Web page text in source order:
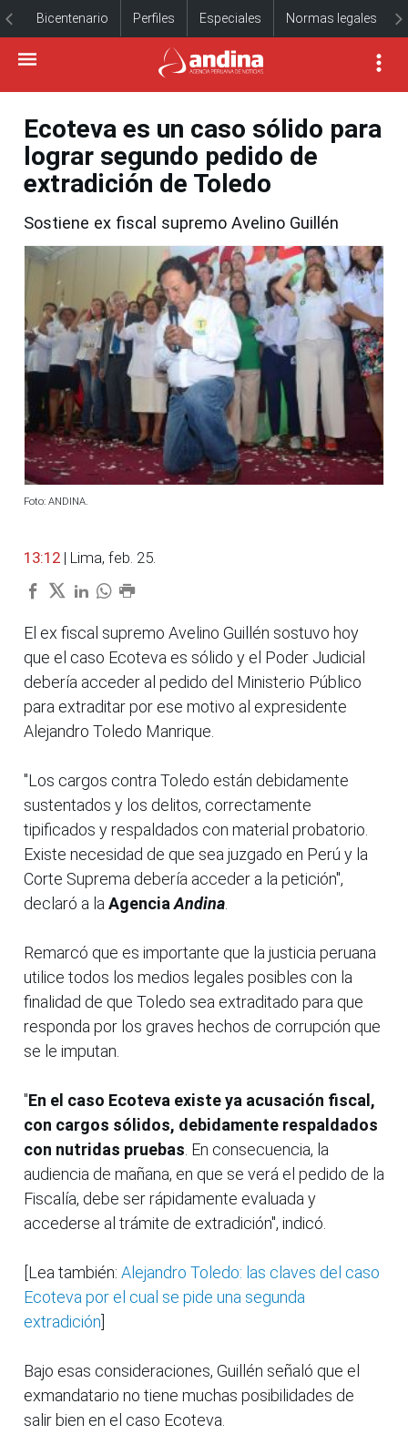
Bicentenario Perfiles Especiales Normas legales
Ecoteva es un caso sólido para
lograr segundo pedido de
extradición de Toledo
Sostiene ex fiscal supremo Avelino Guillén
Foto: ANDINA.
13:12 | Lima, feb. 25.
El ex fiscal supremo Avelino Guillén sostuvo hoy
que el caso Ecoteva es sólido y el Poder Judicial
debería acceder al pedido del Ministerio Público
para extraditar por ese motivo al expresidente
Alejandro Toledo Manrique.
"Los cargos contra Toledo están debidamente
sustentados y los delitos, correctamente
tipificados y respaldados con material probatorio.
Existe necesidad de que sea juzgado en Perú y la
Corte Suprema debería acceder a la petición",
declaró a la AgenciaAndina
Remarcó que es importante que la justicia peruana
utilice todos los medios legales posibles con la
finalidad de que Toledo sea extraditado para que
responda por los graves hechos de corrupción que
se le imputan.
"En el caso Ecoteva existe ya acusación fiscal,
con cargos sólidos, debidamente respaldados
con nutridas pruebas . En consecuencia, la
audiencia de mañana, en que se verá el pedido de la
Fiscalía, debe ser rápidamente evaluada y
accederse al trámite de extradición", indicó.
[Lea también: Alejandro Toledo: las claves del caso
Ecoteva por el cual se pide una segunda
extradición
Bajo esas consideraciones, Guillén señaló que el
exmandatario no tiene muchas posibilidades de
salir bien en el caso Ecoteva.